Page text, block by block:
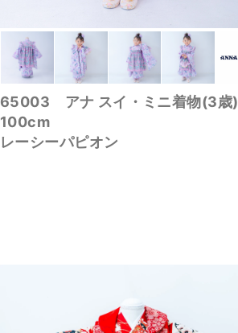
65003 アナ スイ・ミニ着物(3歳)
100cm
レーシーパピオン